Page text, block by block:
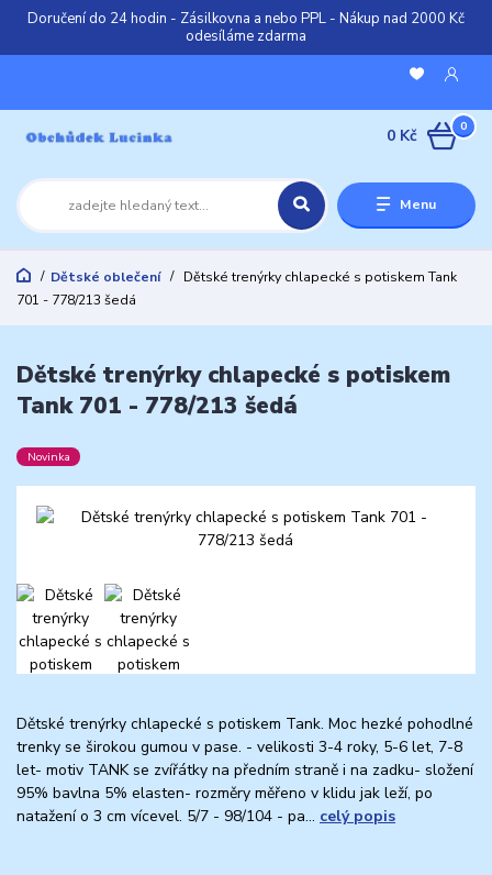
Doručení do 24 hodin - Zásilkovna a nebo PPL - Nákup nad 2000 Kč
odesíláme zdarma
Menu
0
0 Kč
Dětské oblečení
Dětské trenýrky chlapecké s potiskem Tank
701 - 778/213 šedá
Dětské trenýrky chlapecké s potiskem
Tank 701 - 778/213 šedá
Novinka
Dětské trenýrky chlapecké s potiskem Tank. Moc hezké pohodlné
trenky se širokou gumou v pase. - velikosti 3-4 roky, 5-6 let, 7-8
let- motiv TANK se zvířátky na předním straně i na zadku- složení
95% bavlna 5% elasten- rozměry měřeno v klidu jak leží, po
natažení o 3 cm vícevel. 5/7 - 98/104 - pa... celý popis